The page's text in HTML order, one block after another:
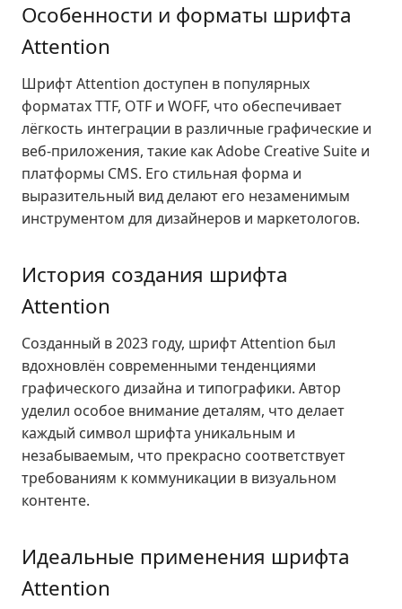
Особенности и форматы шрифта
Attention
Шрифт Attention доступен в популярных
форматах TTF, OTF и WOFF, что обеспечивает
лёгкость интеграции в различные графические и
веб-приложения, такие как Adobe Creative Suite и
платформы CMS. Его стильная форма и
выразительный вид делают его незаменимым
инструментом для дизайнеров и маркетологов.
История создания шрифта
Attention
Созданный в 2023 году, шрифт Attention был
вдохновлён современными тенденциями
графического дизайна и типографики. Автор
уделил особое внимание деталям, что делает
каждый символ шрифта уникальным и
незабываемым, что прекрасно соответствует
требованиям к коммуникации в визуальном
контенте.
Идеальные применения шрифта
Attention